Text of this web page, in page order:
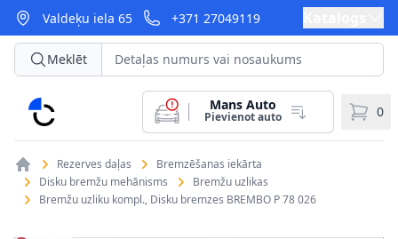
Valdeķu iela 65 +371 27049119
CarParts
Meklēt
Mans Auto
Pievienot auto 0
Rezerves daļas
Bremzēšanas iekārta
Disku bremžu mehānisms
Bremžu uzlikas
Bremžu uzliku kompl., Disku bremzes BREMBO P 78 026